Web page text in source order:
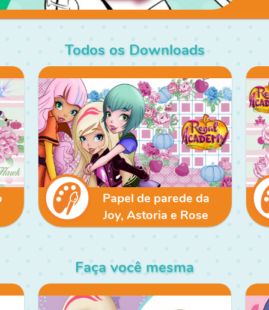
Todos os Downloads
Papel de parede da
Joy, Astoria e Rose
Faça você mesma